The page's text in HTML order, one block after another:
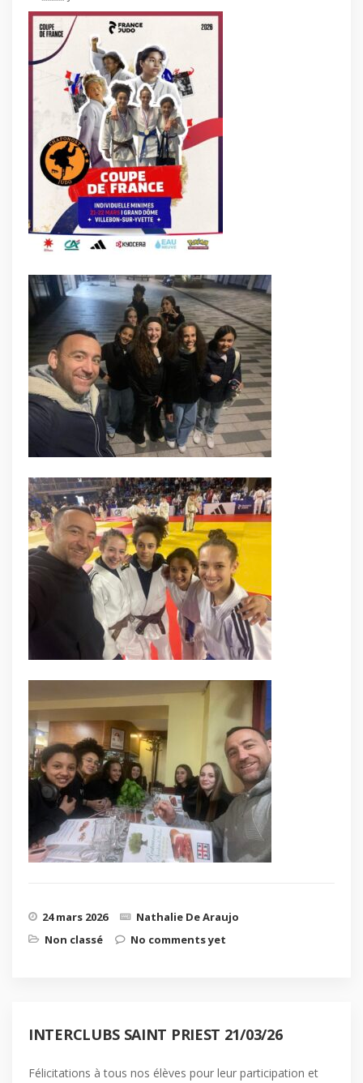
24 mars 2026
Nathalie De Araujo
Non classé
No comments yet
INTERCLUBS SAINT PRIEST 21/03/26
Félicitations à tous nos élèves pour leur participation et